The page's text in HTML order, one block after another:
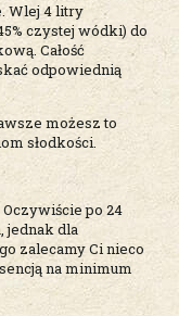
Wlej 4 litry
czystej wódki) do
Całość
odpowiednią
możesz to
słodkości.
po 24
jednak dla
zalecamy Ci nieco
na minimum